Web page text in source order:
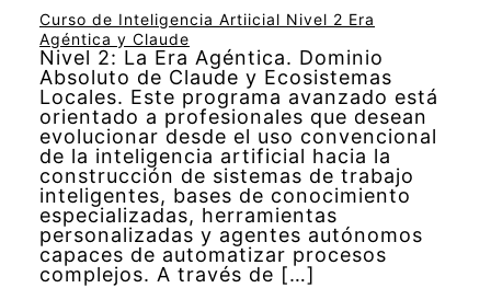
Curso de Inteligencia Artiicial Nivel 2 Era
Agéntica y Claude
Nivel 2: La Era Agéntica. Dominio
Absoluto de Claude y Ecosistemas
Locales. Este programa avanzado está
orientado a profesionales que desean
evolucionar desde el uso convencional
de la inteligencia artificial hacia la
construcción de sistemas de trabajo
inteligentes, bases de conocimiento
especializadas, herramientas
personalizadas y agentes autónomos
capaces de automatizar procesos
complejos. A través de […]